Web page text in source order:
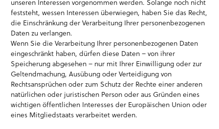
unseren Interessen vorgenommen werden. Solange noch nicht
feststeht, wessen Interessen überwiegen, haben Sie das Recht,
die Einschränkung der Verarbeitung Ihrer personenbezogenen
Daten zu verlangen.
Wenn Sie die Verarbeitung Ihrer personenbezogenen Daten
eingeschränkt haben, dürfen diese Daten – von ihrer
Speicherung abgesehen – nur mit Ihrer Einwilligung oder zur
Geltendmachung, Ausübung oder Verteidigung von
Rechtsansprüchen oder zum Schutz der Rechte einer anderen
natürlichen oder juristischen Person oder aus Gründen eines
wichtigen öffentlichen Interesses der Europäischen Union oder
eines Mitgliedstaats verarbeitet werden.